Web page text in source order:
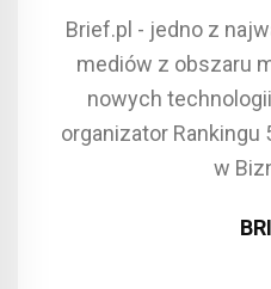
Brief.pl - jedno z
mediów z obszaru
nowych
organizator Rankingu
w